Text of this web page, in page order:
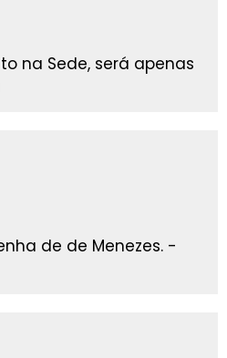
na Sede, será apenas
de de Menezes. -